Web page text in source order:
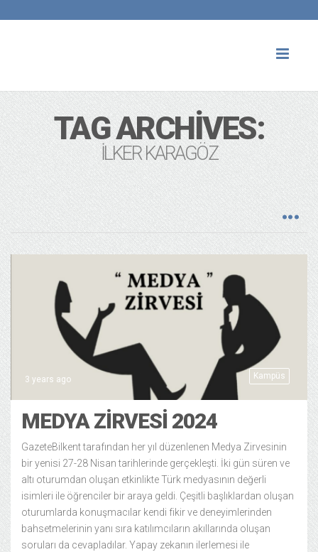
TAG ARCHIVES:
İLKER KARAGÖZ
Kampüs
3 years ago
MEDYA ZİRVESİ 2024
GazeteBilkent tarafından her yıl düzenlenen Medya Zirvesinin
bir yenisi 27-28 Nisan tarihlerinde gerçekleşti. İki gün süren ve
altı oturumdan oluşan etkinlikte Türk medyasının değerli
isimleri ile öğrenciler bir araya geldi. Çeşitli başlıklardan oluşan
oturumlarda konuşmacılar kendi fikir ve deneyimlerinden
bahsetmelerinin yanı sıra katılımcıların akıllarında oluşan
soruları da cevapladılar. Yapay zekanın ilerlemesi ile